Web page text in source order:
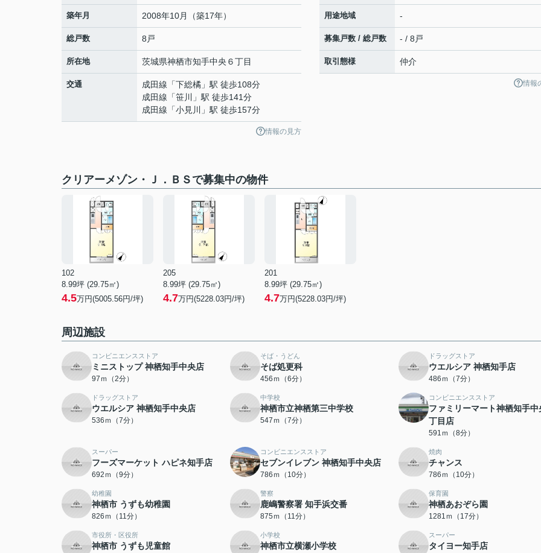
築年月 2008年10月（築17年）
総戸数 8戸
所在地 茨城県神栖市知手中央 ６丁目
交通 成田線 「下総橘 」駅 徒歩108分
成田線 「笹川
」駅 徒歩141分
成田線 「小見川 」駅 徒歩157分
情報の見方
用途地域 -
募集戸数 / 総戸数 - / 8戸
取引態様 仲介
情報
クリアーメゾン・Ｊ．ＢＳで募集中の物件
102
8.99坪 (29.75㎡)
4.5万円(5005.56円/坪)
205
8.99坪 (29.75㎡)
4.7万円(5228.03円/坪)
201
8.99坪 (29.75㎡)
4.7万円(5228.03円/坪)
周辺施設
コンビニエンスストア
ミニストップ 神栖知手中央店
97ｍ（2分）
そば・うどん
そば処更科
456ｍ（6分）
ドラッグストア
ウエルシア 神栖知手店
486ｍ（7分）
ドラッグストア
ウエルシア 神栖知手中央店
536ｍ（7分）
中学校
神栖市立神栖第三中学校
547ｍ（7分）
コンビニエンスストア
ファミリーマート神栖知手中
丁目店
591ｍ（8分）
スーパー
フーズマーケット ハピネ知手店
692ｍ（9分）
コンビニエンスストア
セブンイレブン 神栖知手中央店
786ｍ（10分）
焼肉
チャンス
786ｍ（10分）
幼稚園
神栖市 うずも幼稚園
826ｍ（11分）
警察
鹿嶋警察署 知手浜交番
875ｍ（11分）
保育園
神栖あおぞら園
1281ｍ（17分）
市役所・区役所
神栖市 うずも児童館
小学校
神栖市立横瀬小学校
スーパー
タイヨー知手店